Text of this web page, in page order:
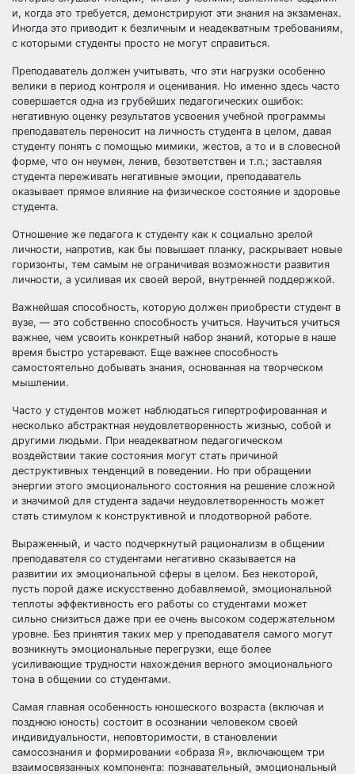
и, когда это требуется, демонстрируют эти знания на экзаменах.
Иногда это приводит к безличным и неадекватным требованиям,
с которыми студенты просто не могут справиться.
Преподаватель должен учитывать, что эти нагрузки особенно
велики в период контроля и оценивания. Но именно здесь часто
совершается одна из грубейших педагогических ошибок:
негативную оценку результатов усвоения учебной программы
преподаватель переносит на личность студента в целом, давая
студенту понять с помощью мимики, жестов, а то и в словесной
форме, что он неумен, ленив, безответствен и т.п.; заставляя
студента переживать негативные эмоции, преподаватель
оказывает прямое влияние на физическое состояние и здоровье
студента.
Отношение же педагога к студенту как к социально зрелой
личности, напротив, как бы повышает планку, раскрывает новые
горизонты, тем самым не ограничивая возможности развития
личности, а усиливая их своей верой, внутренней поддержкой.
Важнейшая способность, которую должен приобрести студент в
вузе, — это собственно способность учиться. Научиться учиться
важнее, чем усвоить конкретный набор знаний, которые в наше
время быстро устаревают. Еще важнее способность
самостоятельно добывать знания, основанная на творческом
мышлении.
Часто у студентов может наблюдаться гипертрофированная и
несколько абстрактная неудовлетворенность жизнью, собой и
другими людьми. При неадекватном педагогическом
воздействии такие состояния могут стать причиной
деструктивных тенденций в поведении. Но при обращении
энергии этого эмоционального состояния на решение сложной
и значимой для студента задачи неудовлетворенность может
стать стимулом к конструктивной и плодотворной работе.
Выраженный, и часто подчеркнутый рационализм в общении
преподавателя со студентами негативно сказывается на
развитии их эмоциональной сферы в целом. Без некоторой,
пусть порой даже искусственно добавляемой, эмоциональной
теплоты эффективность его работы со студентами может
сильно снизиться даже при ее очень высоком содержательном
уровне. Без принятия таких мер у преподавателя самого могут
возникнуть эмоциональные перегрузки, еще более
усиливающие трудности нахождения верного эмоционального
тона в общении со студентами.
Самая главная особенность юношеского возраста (включая и
позднюю юность) состоит в осознании человеком своей
индивидуальности, неповторимости, в становлении
самосознания и формировании «образа Я», включающем три
взаимосвязанных компонента: познавательный, эмоциональный